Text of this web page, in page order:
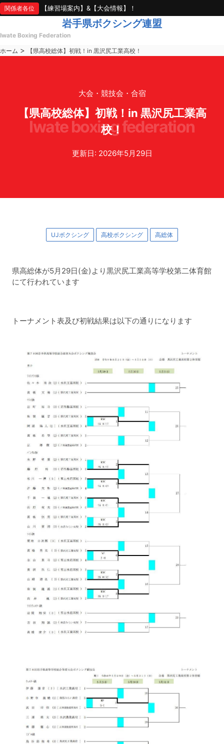
関係者各位 【練習場案内】&【大会情報】！
岩手県ボクシング連盟
Iwate Boxing Federation
ホーム > 【県高校総体】初戦！in 黒沢尻工業高校！
iwate boxing federation
大会・競技会・合宿
【県高校総体】初戦！in 黒沢尻工業高
校！
更新日: 2026年5月29日
UJボクシング 高校ボクシング 高総体
県高総体が5月29日(金)より黒沢尻工業高等学校第二体育館
にて行われています
トーナメント表及び初戦結果は以下の通りになります